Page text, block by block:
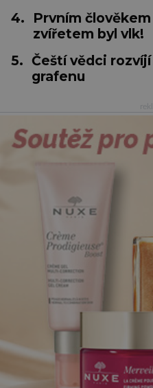
4.
Prvním
zvířetem byl vlk!
5. Čeští vědci
grafenu